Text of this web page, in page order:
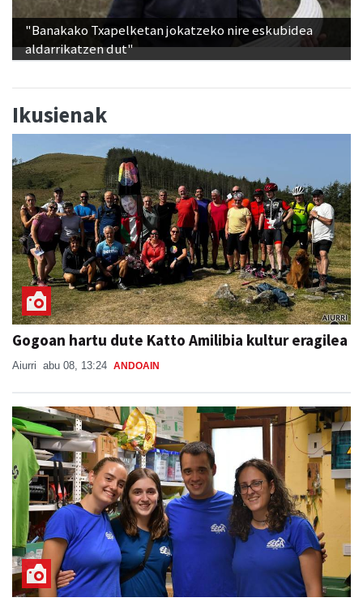
"Banakako Txapelketan jokatzeko nire eskubidea
aldarrikatzen dut"
Ikusienak
Gogoan hartu dute Katto Amilibia kultur eragilea
Aiurri abu 08, 13:24 ANDOAIN